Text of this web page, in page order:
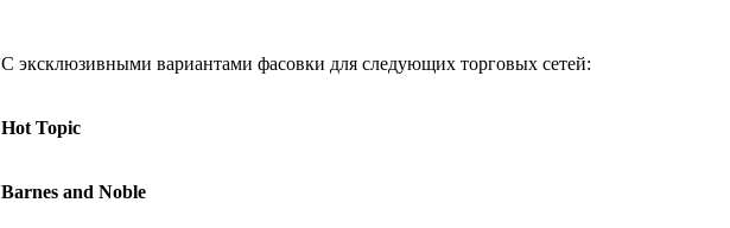
С эксклюзивными вариантами фасовки для следующих торговых сетей:
Hot Topic
Barnes and Noble